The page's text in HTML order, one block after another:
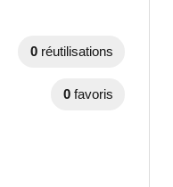
0 réutilisations
0 favoris